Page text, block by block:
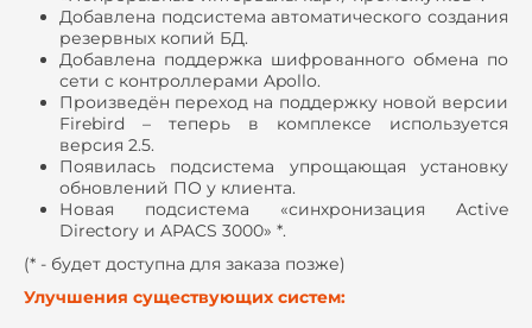
Добавлена подсистема автоматического создания
резервных копий БД.
Добавлена поддержка шифрованного обмена по
сети с контроллерами Apollo.
Произведён переход на поддержку новой версии
Firebird – теперь в комплексе используется
версия 2.5.
Появилась подсистема упрощающая установку
обновлений ПО у клиента.
Новая подсистема «синхронизация Active
Directory и APACS 3000» *.
(* - будет доступна для заказа позже)
Улучшения существующих систем: